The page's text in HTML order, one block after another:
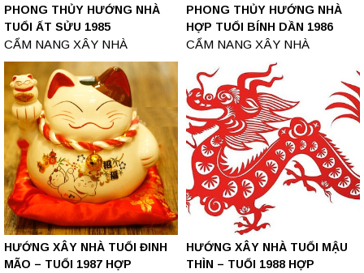
PHONG THỦY HƯỚNG NHÀ
TUỔI ẤT SỬU 1985
CẨM NANG XÂY NHÀ
PHONG THỦY HƯỚNG NHÀ
HỢP TUỔI BÍNH DẦN 1986
CẨM NANG XÂY NHÀ
HƯỚNG XÂY NHÀ TUỔI ĐINH
MÃO – TUỔI 1987 HỢP
HƯỚNG XÂY NHÀ TUỔI MẬU
THÌN – TUỔI 1988 HỢP